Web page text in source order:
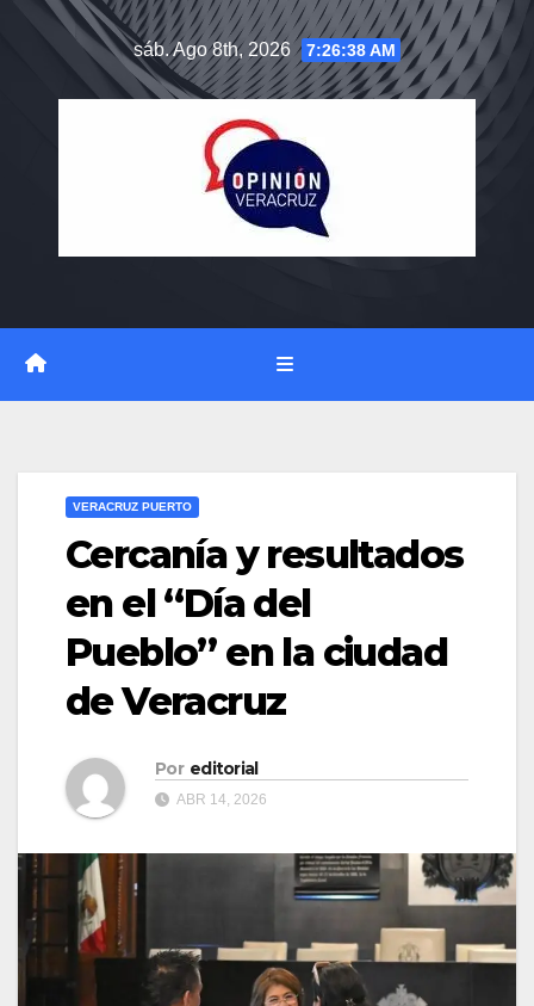
sáb. Ago 8th, 2026 7:26:39 AM
VERACRUZ PUERTO
Cercanía y resultados
en el “Día del
Pueblo” en la ciudad
de Veracruz
Por editorial
ABR 14, 2026